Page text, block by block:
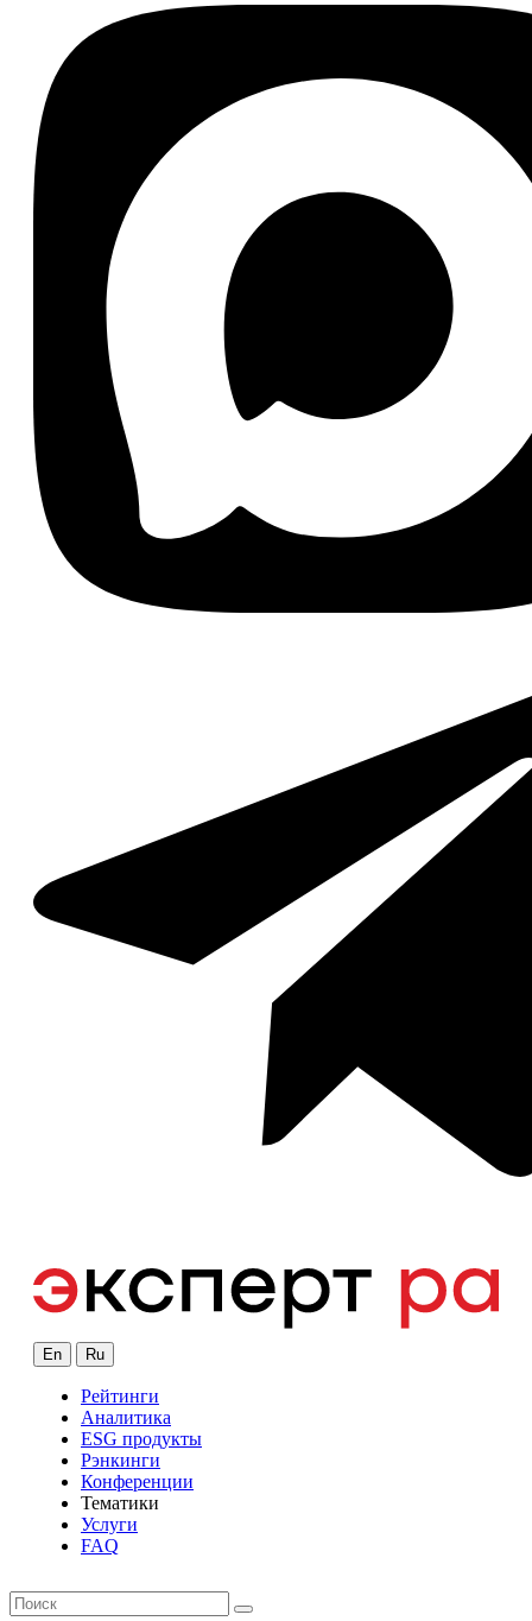
En Ru
Рейтинги
Аналитика
ESG продукты
Рэнкинги
Конференции
Тематики
Услуги
FAQ